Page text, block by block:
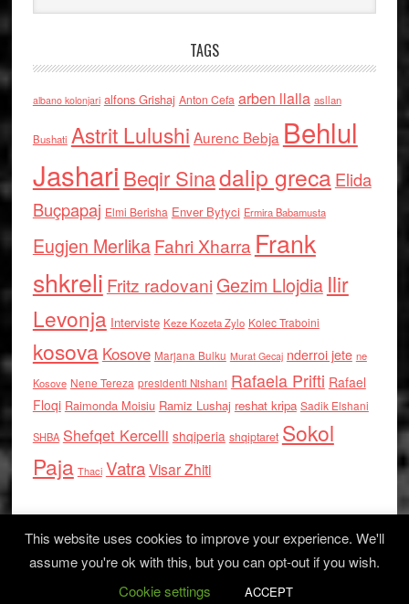
TAGS
albano kolonjari alfons Grishaj Anton Cefa arben llalla asllan
Bushati Astrit Lulushi Aurenc Bebja Behlul
Jashari Beqir Sinadalip grecaElida
Buçpapaj Elmi Berisha Enver Bytyci Ermira Babamusta
Eugjen MerlikaFahri Xharra Frank
shkreli Fritz radovaniGezim Llojdia Ilir
Levonja Interviste Keze Kozeta Zylo Kolec Traboini
kosova Kosove Marjana Bulku Murat Gecaj nderroi jete ne
Kosove Nene Tereza presidenti Nishani Rafaela Prifti Rafael
Floqi Raimonda Moisiu Ramiz Lushaj reshat kripa Sadik Elshani
SHBA Shefqet Kercelli shqiperia shqiptaret Sokol
Paja Thaci VatraVisar Zhiti
Log in
This website uses cookies to improve your experience. We'll
assume you're ok with this, but you can opt-out if you wish.
Cookie settings
ACCEPT